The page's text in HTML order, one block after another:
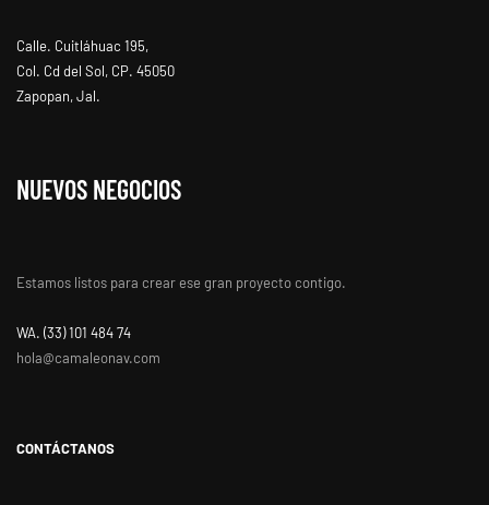
Calle. Cuitláhuac 195,
Col. Cd del Sol, CP. 45050
Zapopan, Jal.
NUEVOS NEGOCIOS
Estamos listos para crear ese gran proyecto contigo.
WA. ‭(33) 101 484 74
hola@camaleonav.com
CONTÁCTANOS